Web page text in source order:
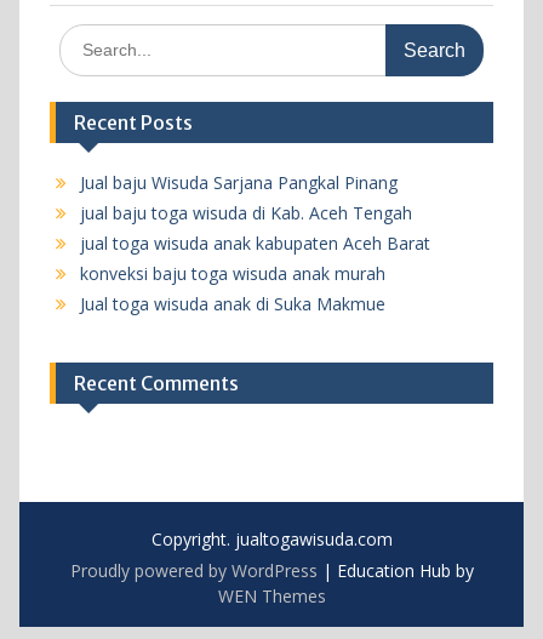
Search
for:
Recent Posts
Jual baju Wisuda Sarjana Pangkal Pinang
jual baju toga wisuda di Kab. Aceh Tengah
jual toga wisuda anak kabupaten Aceh Barat
konveksi baju toga wisuda anak murah
Jual toga wisuda anak di Suka Makmue
Recent Comments
Copyright. jualtogawisuda.com
Proudly powered by WordPress | Education Hub by
WEN Themes